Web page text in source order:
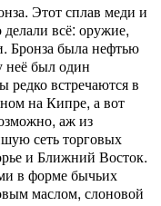
Этот сплав меди и
всё: оружие,
Бронза была нефтью
неё был один
редко встречаются в
на Кипре, а вот
аж из
сеть торговых
и Ближний Восток.
в форме бычьих
маслом, слоновой